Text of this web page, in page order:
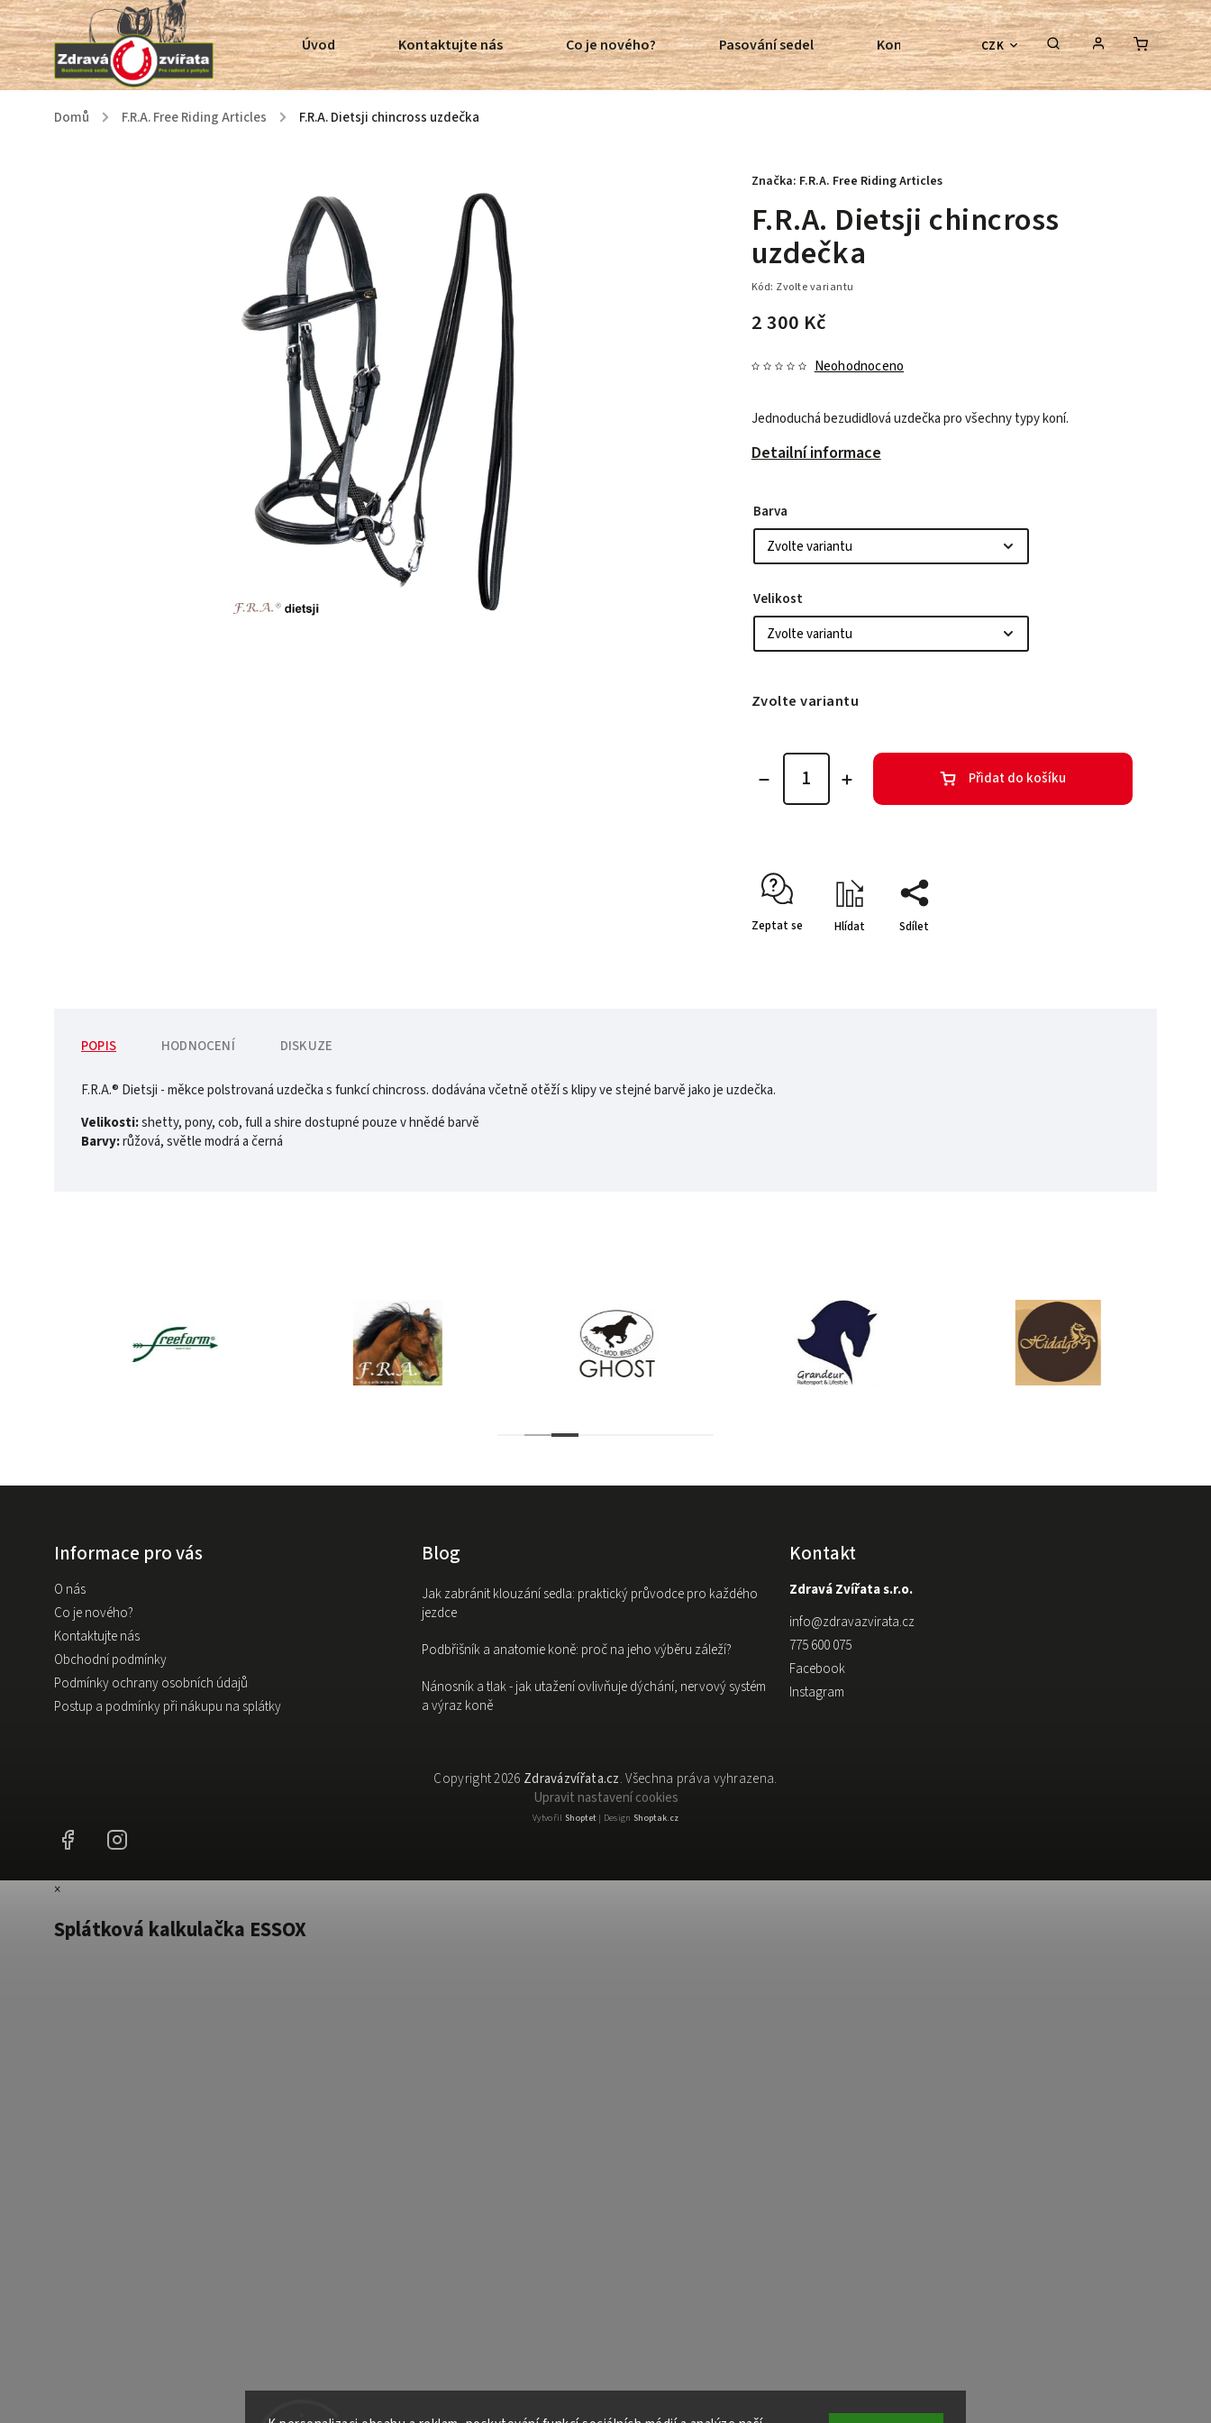
CZK
Úvod Kontaktujte nás Co je nového? Pasování sedel Kontroly bezkostrových sedel Poradenství
Domů / F.R.A. Free Riding Articles / F.R.A. Dietsji chincross uzdečka
F.R.A. Dietsji chincross
uzdečka
Kód: Zvolte variantu
2 300 Kč
Neohodnoceno
Jednoduchá bezudidlová uzdečka pro všechny typy koní.
Detailní informace
Značka: F.R.A. Free Riding Articles
Barva
Velikost
Zvolte variantu
Přidat do košíku
Zeptat se Hlídat Sdílet
POPIS HODNOCENÍ DISKUZE
F.R.A.® Dietsji - měkce polstrovaná uzdečka s funkcí chincross. dodávána včetně otěží s klipy ve stejné barvě jako je uzdečka.
Velikosti:shetty, pony, cob, full a shire dostupné pouze v hnědé barvě
Barvy:růžová, světle modrá a černá
Informace pro vás
O nás
Co je nového?
Kontaktujte nás
Obchodní podmínky
Podmínky ochrany osobních údajů
Postup a podmínky při nákupu na splátky
Blog
Jak zabránit klouzání sedla: praktický průvodce pro každého
jezdce
Podbřišník a anatomie koně: proč na jeho výběru záleží?
Nánosník a tlak - jak utažení ovlivňuje dýchání, nervový systém
a výraz koně
Kontakt
Zdravá Zvířata s.r.o.
info@zdravazvirata.cz
775 600 075
Facebook
Instagram
Copyright 2026 Zdravázvířata.cz. Všechna práva vyhrazena.
Upravit nastavení cookies
Vytvořil Shoptet| Design Shoptak.cz
Facebook
×
Splátková kalkulačka ESSOX